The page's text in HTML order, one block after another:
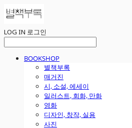
LOG IN 로그인
BOOKSHOP
별책부록
매거진
시, 소설, 에세이
일러스트, 회화, 만화
영화
디자인, 창작, 실용
사진